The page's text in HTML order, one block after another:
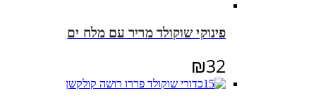
פינוקי שוקולד מריר עם מלח ים
₪32